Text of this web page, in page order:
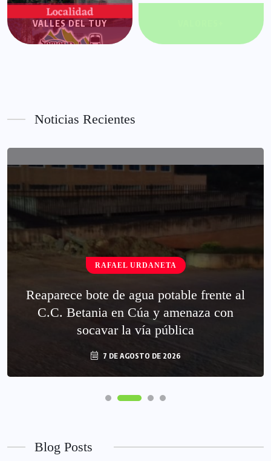
VALLES DEL TUY
Noticias Recientes
RAFAEL URDANETA
Reaparece bote de agua potable frente al
C.C. Betania en Cúa y amenaza con
socavar la vía pública
7 DE AGOSTO DE 2026
Blog Posts